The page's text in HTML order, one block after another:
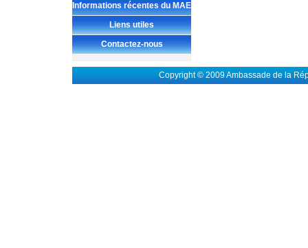
Informations récentes du MAE
Liens utiles
Contactez-nous
Copyright © 2009 Ambassade de la